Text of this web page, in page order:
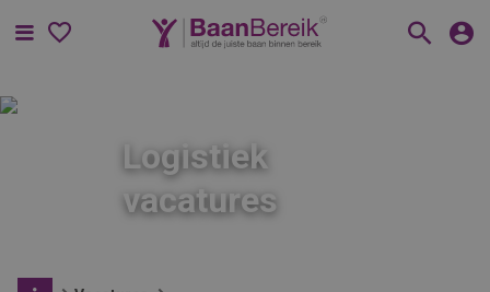
Menu
Logistiek
vacatures